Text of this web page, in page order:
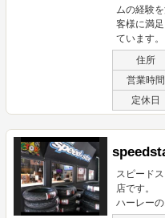
ムの経験
客様に満
ています。
住所
営業時間
定休日
スピード
店です。
ハーレー